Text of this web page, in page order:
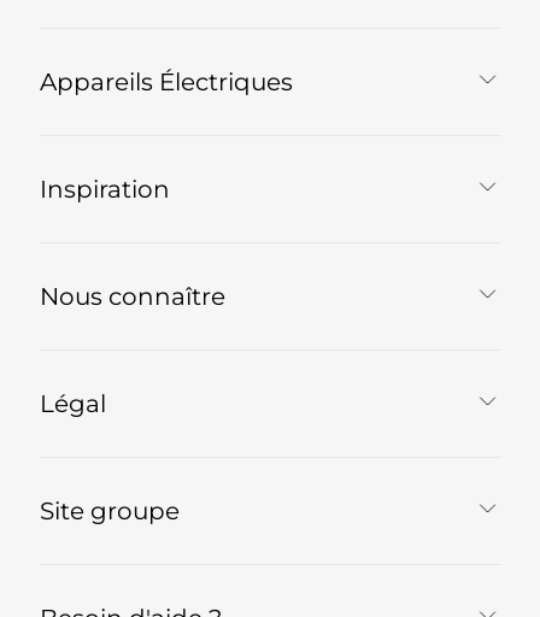
Appareils Électriques
Inspiration
Nous connaître
Légal
Site groupe